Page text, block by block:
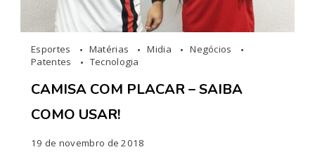
Esportes Matérias Midia
Negócios
Patentes
Tecnologia
CAMISA COM PLACAR – SAIBA
COMO USAR!
19 de novembro de 2018